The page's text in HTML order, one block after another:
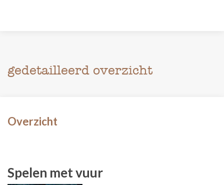
gedetailleerd overzicht
Overzicht
Spelen met vuur